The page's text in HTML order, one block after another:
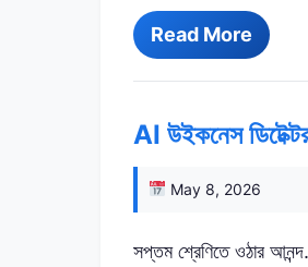
Read More
AI উইকনেস
May 8, 2026
সপ্তম শ্রেণিতে ওঠার